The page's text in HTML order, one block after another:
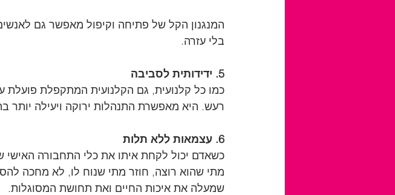
המנגנון הקל של פתיחה וקיפול מאפשר גם
בלי עזרה.
5. ידידותית לסביבה
כמו כל קלנועית, גם הקלנועית המתקפלת
רעש. היא מאפשרת התנהלות ירוקה ויעילה יותר
6. עצמאות ללא תלות
כשאדם יכול לקחת איתו את כלי התחבורה האישי
מתי שהוא רוצה, חוזר מתי שנוח לו, לא מחכה
שמעלה את איכות החיים ואת תחושת המסוגלות.